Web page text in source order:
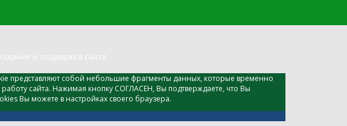
и поддержка сайта
представляют собой небольшие фрагменты данных, которые временно
сайта. Нажимая кнопку СОГЛАСЕН, Вы подтверждаете, что Вы
Вы можете в настройках своего браузера.